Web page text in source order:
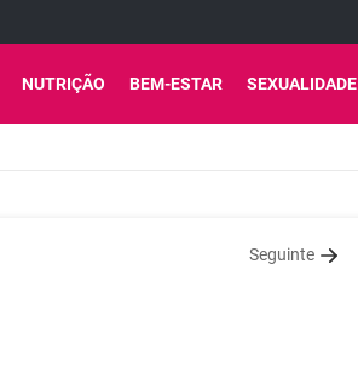
NUTRIÇÃO BEM-ESTAR SEXUALIDADE
Seguinte